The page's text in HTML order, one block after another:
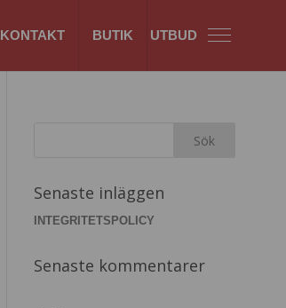
KONTAKT BUTIK
Senaste inläggen
INTEGRITETSPOLICY
Senaste kommentarer